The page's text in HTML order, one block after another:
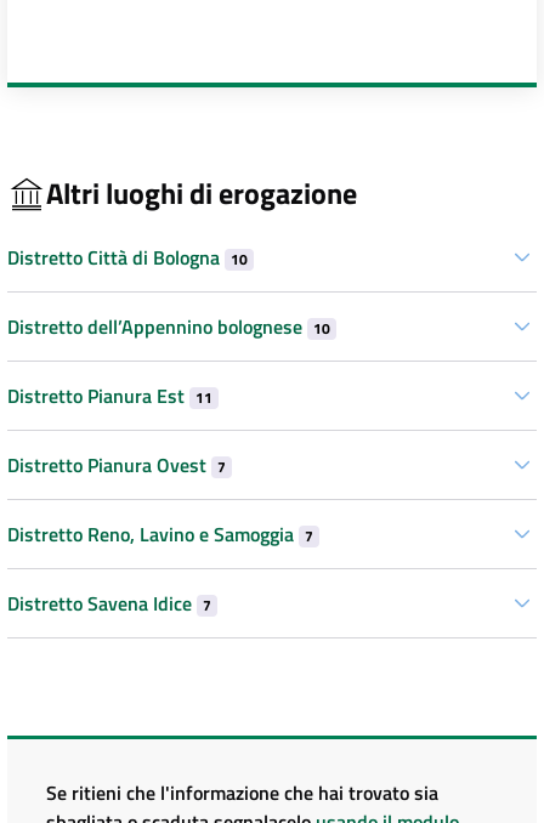
Altri luoghi di erogazione
Distretto Città di Bologna 10
Distretto dell’Appennino bolognese 10
Distretto Pianura Est 11
Distretto Pianura Ovest 7
Distretto Reno, Lavino e Samoggia 7
Distretto Savena Idice 7
Se ritieni che l'informazione che hai trovato sia